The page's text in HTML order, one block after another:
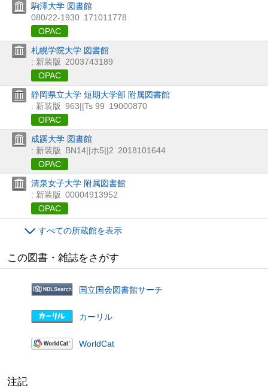
駒澤大学 図書館
080/22-1930 171011778
OPAC
札幌学院大学 図書館
: 新装版 2003743189
OPAC
静岡県立大学 短期大学部 附属図書館
: 新装版 963||Ts 99 19000870
OPAC
成蹊大学 図書館
: 新装版 BN14||ホ5||2 2018101644
OPAC
清泉女子大学 附属図書館
: 新装版 00004913952
OPAC
すべての所蔵館を表示
この図書・雑誌をさがす
国立国会図書館サーチ
カーリル
WorldCat
注記